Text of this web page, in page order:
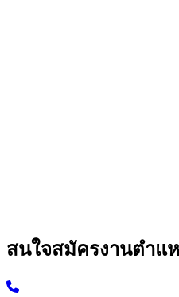
สนใจสมัครงานตำแ